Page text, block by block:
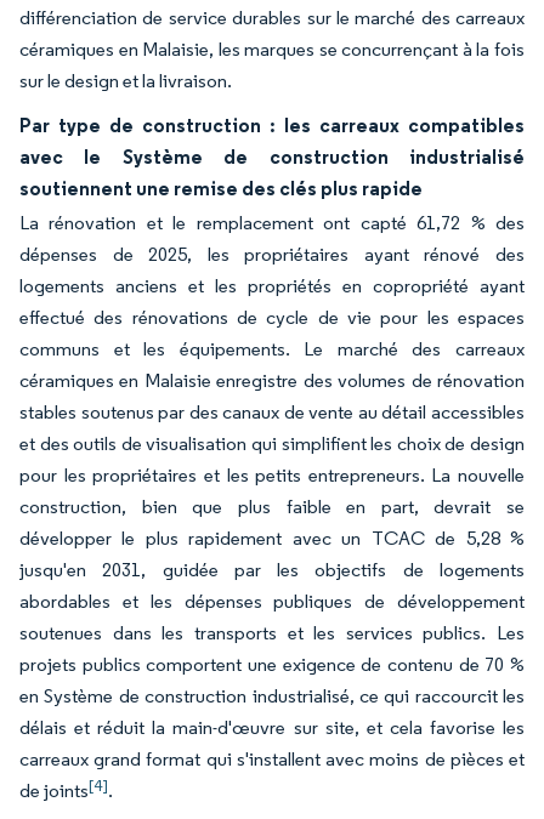
différenciation de service durables sur le marché des carreaux
céramiques en Malaisie, les marques se concurrençant à la fois
sur le design et la livraison.
Par type de construction : les carreaux compatibles
avec le Système de construction industrialisé
soutiennent une remise des clés plus rapide
La rénovation et le remplacement ont capté 61,72 % des
dépenses de 2025, les propriétaires ayant rénové des
logements anciens et les propriétés en copropriété ayant
effectué des rénovations de cycle de vie pour les espaces
communs et les équipements. Le marché des carreaux
céramiques en Malaisie enregistre des volumes de rénovation
stables soutenus par des canaux de vente au détail accessibles
et des outils de visualisation qui simplifient les choix de design
pour les propriétaires et les petits entrepreneurs. La nouvelle
construction, bien que plus faible en part, devrait se
développer le plus rapidement avec un TCAC de 5,28 %
jusqu'en 2031, guidée par les objectifs de logements
abordables et les dépenses publiques de développement
soutenues dans les transports et les services publics. Les
projets publics comportent une exigence de contenu de 70 %
en Système de construction industrialisé, ce qui raccourcit les
délais et réduit la main-d'œuvre sur site, et cela favorise les
carreaux grand format qui s'installent avec moins de pièces et
de joints[4].